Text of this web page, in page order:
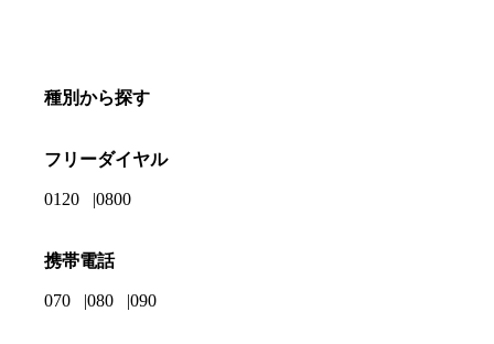
種別から探す
フリーダイヤル
0120 0800
携帯電話
070 080 090